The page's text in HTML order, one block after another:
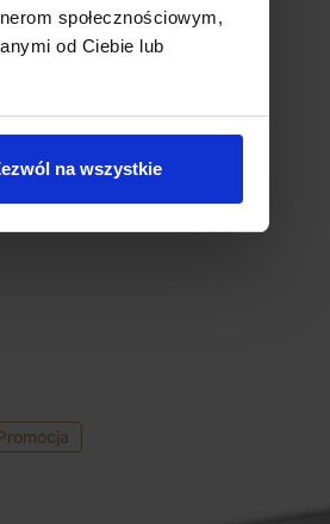
społecznościowym,
od Ciebie lub
na wszystkie